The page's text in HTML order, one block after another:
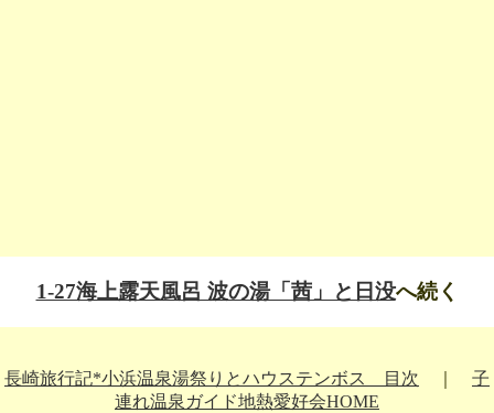
1-27海上露天風呂 波の湯「茜」と日没へ続く
長崎旅行記*小浜温泉湯祭りとハウステンボス 目次
子
連れ温泉ガイド地熱愛好会HOME